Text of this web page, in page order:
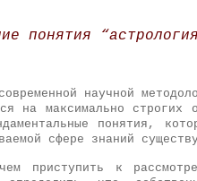
понятия
научной
на максимально строгих
понятия,
сфере знаний
приступить к